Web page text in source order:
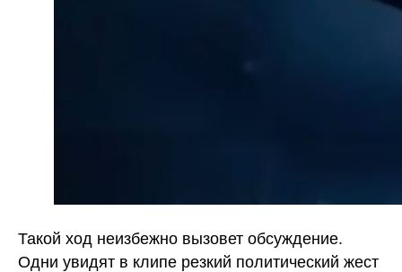
Такой ход неизбежно вызовет обсуждение.
Одни увидят в клипе резкий политический жест